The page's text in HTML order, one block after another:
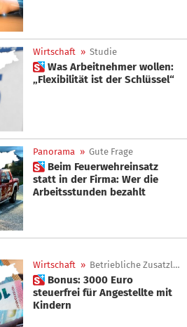
Wirtschaft » Studie
 Was Arbeitnehmer wollen:
„Flexibilität ist der Schlüssel“
Panorama » Gute Frage
 Beim Feuerwehreinsatz
statt in der Firma: Wer die
Arbeitsstunden bezahlt
Wirtschaft » Betriebliche Zusatzleistungen
 Bonus: 3000 Euro
steuerfrei für Angestellte mit
Kindern